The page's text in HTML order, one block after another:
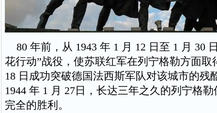
80 年前，从 1943 年 1 月 12 日至 1 月 30
花行动”战役，使苏联红军在列宁格勒方面取
18 日成功突破德国法西斯军队对该城市的残
1944 年 1 月 27日，长达三年之久的列宁格
完全的胜利。